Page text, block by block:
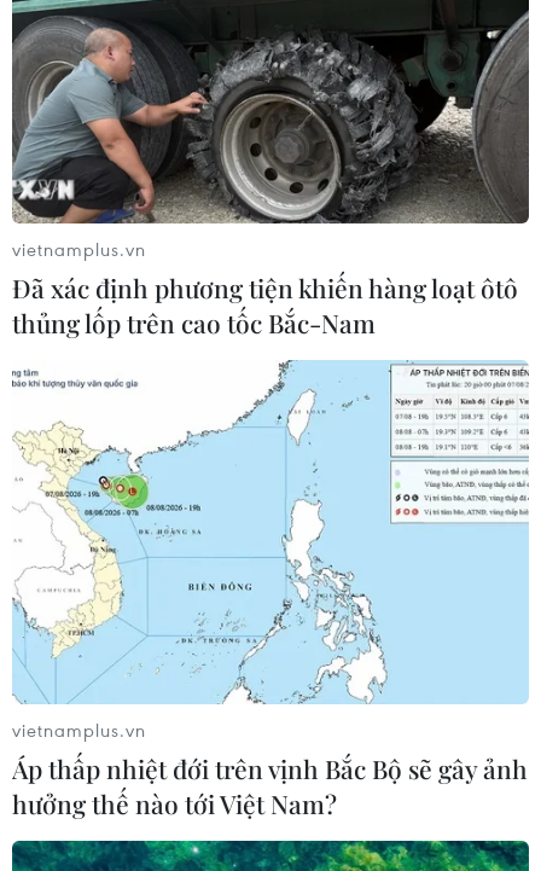
vietnamplus.vn
Đã xác định phương tiện khiến hàng loạt ôtô
thủng lốp trên cao tốc Bắc-Nam
vietnamplus.vn
Áp thấp nhiệt đới trên vịnh Bắc Bộ sẽ gây ảnh
hưởng thế nào tới Việt Nam?